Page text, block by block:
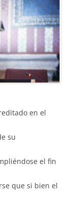
en el
su
el fin
que si bien el